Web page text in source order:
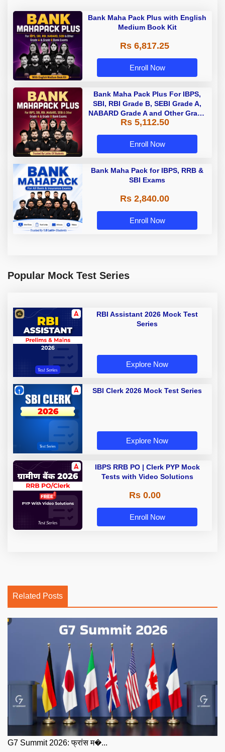
Bank Maha Pack Plus with English
Medium Book Kit
Rs 6,817.25
Enroll Now
Bank Maha Pack Plus For IBPS,
SBI, RBI Grade B, SEBI Grade A,
NABARD Grade A and Other Grade
A & Grade B Bank Exams
Rs 5,112.50
Enroll Now
Bank Maha Pack for IBPS, RRB &
SBI Exams
Rs 2,840.00
Enroll Now
Popular Mock Test Series
RBI Assistant 2026 Mock Test
Series
Explore Now
SBI Clerk 2026 Mock Test Series
Explore Now
IBPS RRB PO | Clerk PYP Mock
Tests with Video Solutions
Rs 0.00
Enroll Now
Related Posts
G7 Summit 2026: फ्रांस म�...